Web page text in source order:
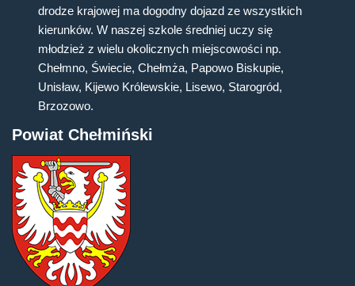
drodze krajowej ma dogodny dojazd ze wszystkich
kierunków. W naszej szkole średniej uczy się
młodzież z wielu okolicznych miejscowości np.
Chełmno, Świecie, Chełmża, Papowo Biskupie,
Unisław, Kijewo Królewskie, Lisewo, Starogród,
Brzozowo.
Powiat Chełmiński